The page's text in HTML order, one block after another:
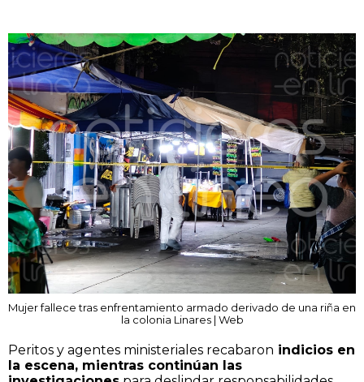
Mujer fallece tras enfrentamiento armado derivado de una riña en
la colonia Linares | Web
Peritos y agentes ministeriales recabaron indicios en
la escena, mientras continúan las